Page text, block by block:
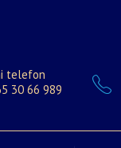
telefon
30 66 989